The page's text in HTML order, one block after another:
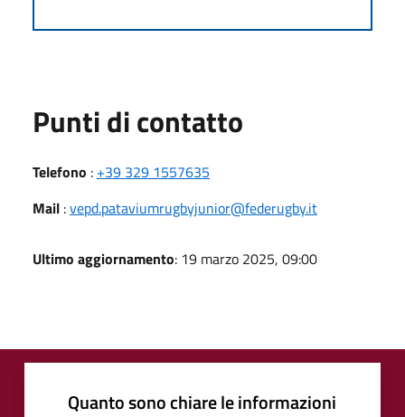
Punti di contatto
Telefono : +39 329 1557635
Mail :vepd.pataviumrugbyjunior@federugby.it
Ultimo aggiornamento: 19 marzo 2025, 09:00
Quanto sono chiare le informazioni